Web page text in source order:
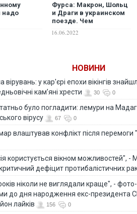
надо
Фурса: Макрон, Шольц
и Драги в украинском
поезде. Чем
украинцы?
16.06.2022
НОВИНИ
вірувань: у кар'єрі епохи вікінгів
кам’яні хрести
30 0
було погладити: лемури на
вірусу
67 0
влаштував конфлікт після перемоги
користується вікном можливостей", -
дефіцит протибалістичних
ніколи не виглядали краще", -
до дня народження екс-президента
лайків
156 0